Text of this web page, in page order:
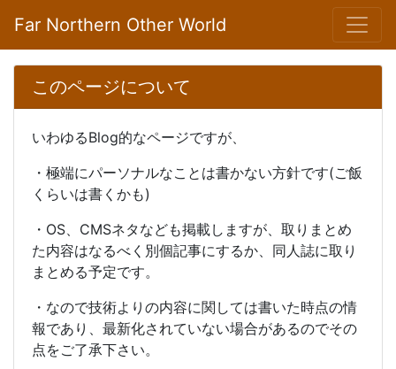
Far Northern Other World
このページについて
いわゆるBlog的なページですが、
・極端にパーソナルなことは書かない方針です(ご飯
くらいは書くかも)
・OS、CMSネタなども掲載しますが、取りまとめ
た内容はなるべく別個記事にするか、同人誌に取り
まとめる予定です。
・なので技術よりの内容に関しては書いた時点の情
報であり、最新化されていない場合があるのでその
点をご了承下さい。